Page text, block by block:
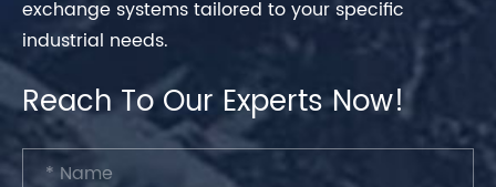
exchange systems tailored to your specific
industrial needs.
Reach To Our Experts Now!